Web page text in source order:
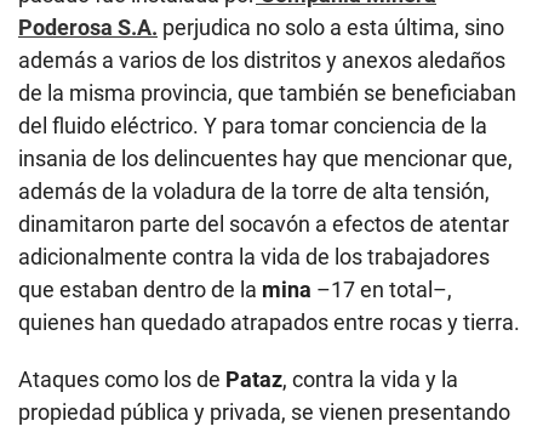
Poderosa S.A. perjudica no solo a esta última, sino
además a varios de los distritos y anexos aledaños
de la misma provincia, que también se beneficiaban
del fluido eléctrico. Y para tomar conciencia de la
insania de los delincuentes hay que mencionar que,
además de la voladura de la torre de alta tensión,
dinamitaron parte del socavón a efectos de atentar
adicionalmente contra la vida de los trabajadores
que estaban dentro de la mina –17 en total–,
quienes han quedado atrapados entre rocas y tierra.
Ataques como los de Pataz, contra la vida y la
propiedad pública y privada, se vienen presentando